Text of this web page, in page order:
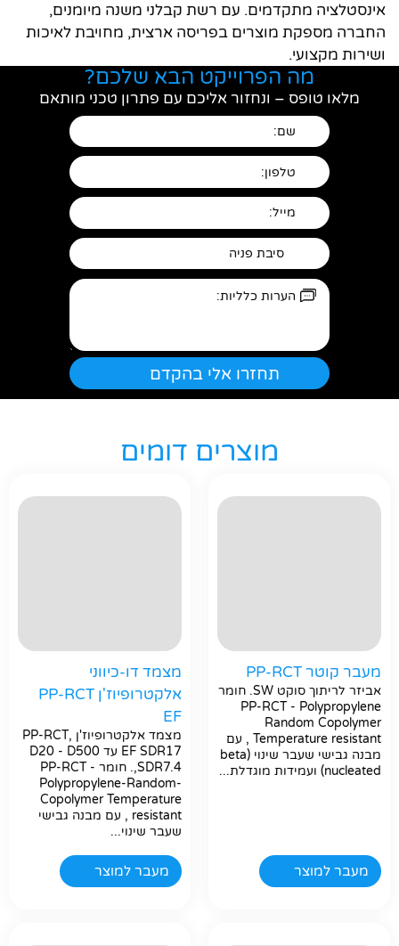
אינסטלציה מתקדמים. עם רשת קבלני משנה מיומנים,
החברה מספקת מוצרים בפריסה ארצית, מחויבת לאיכות
ושירות מקצועי.
מה הפרוייקט הבא שלכם?
מלאו טופס – ונחזור אליכם עם פתרון טכני מותאם
מוצרים דומים
מעבר קוטר PP-RCT
אביזר לריתוך סוקט SW. חומר
PP-RCT - Polypropylene
Random Copolymer
Temperature resistant , עם
מבנה גבישי שעבר שינוי (beta
nucleated) ועמידות מוגדלת...
מעבר למוצר
מצמד דו-כיווני
אלקטרופיוז'ן PP-RCT
EF
מצמד אלקטרופיוז'ן ,PP-RCT
EF SDR17 עד D20 - D500
,SDR7.4. חומר PP-RCT -
Polypropylene-Random-
Copolymer Temperature
resistant , עם מבנה גבישי
שעבר שינוי...
מעבר למוצר